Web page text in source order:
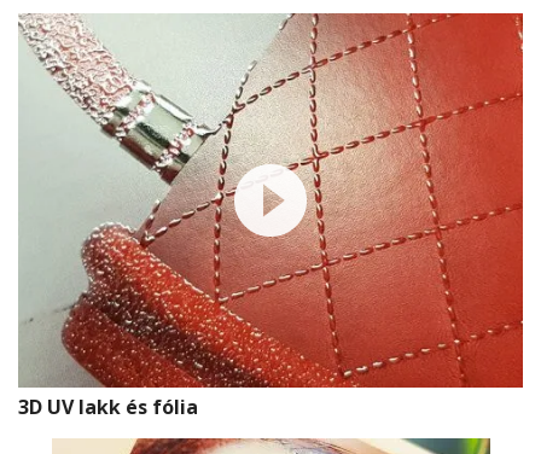
3D UV lakk és fólia